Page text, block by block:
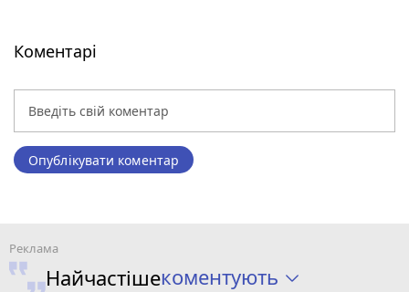
Коментарі
Опублікувати коментар
Найчастішекоментують